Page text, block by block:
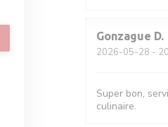
Gonzague D
2026-05-28 -
Super bon,
culinaire.